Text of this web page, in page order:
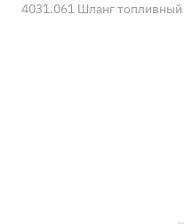
4031.061 Шланг